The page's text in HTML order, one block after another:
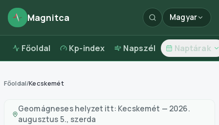
Magnitca Magyar
Főoldal Kp-index Napszél Naptárak
Főoldal/Kecskemét
Geomágneses helyzet itt: Kecskemét — 2026.
augusztus 5., szerda